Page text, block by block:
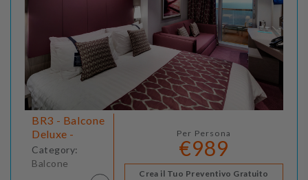
BR3 - Balcone
Deluxe -
Category:
Balcone
Per Persona
€989
Crea il Tuo Preventivo Gratuito